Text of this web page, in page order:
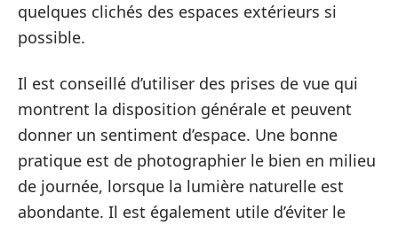
quelques clichés des espaces extérieurs si
possible.
Il est conseillé d’utiliser des prises de vue qui
montrent la disposition générale et peuvent
donner un sentiment d’espace. Une bonne
pratique est de photographier le bien en milieu
de journée, lorsque la lumière naturelle est
abondante. Il est également utile d’éviter le